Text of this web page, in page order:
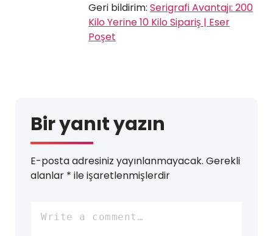
Geri bildirim: Serigrafi Avantajı: 200
Kilo Yerine 10 Kilo Sipariş | Eser
Poşet
Bir yanıt yazın
E-posta adresiniz yayınlanmayacak. Gerekli
alanlar * ile işaretlenmişlerdir